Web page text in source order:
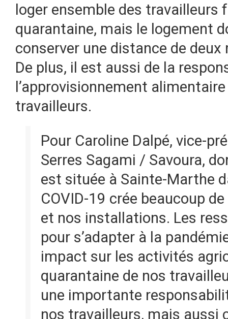
loger ensemble des travailleurs
quarantaine, mais le logement
conserver une distance de
De plus, il est aussi de la
l’approvisionnement
travailleurs.
Pour Caroline Dalpé, vice-
Serres Sagami / Savoura,
est située à Sainte-Marthe
COVID-19 crée beaucoup
et nos installations. Les
pour s’adapter à la
impact sur les activités
quarantaine de nos
une importante
nos travailleurs, mais